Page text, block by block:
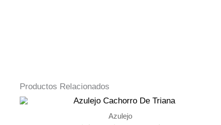
Productos Relacionados
Azulejo